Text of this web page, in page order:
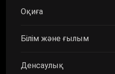
Оқиға
Білім және ғылым
Денсаулық